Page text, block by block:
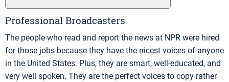
Professional Broadcasters
The people who read and report the news at NPR were hired
for those jobs because they have the nicest voices of anyone
in the United States. Plus, they are smart, well-educated, and
very well spoken. They are the perfect voices to copy rather